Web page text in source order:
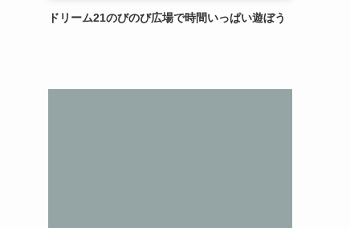
ドリーム21のびのび広場で時間いっぱい遊ぼう